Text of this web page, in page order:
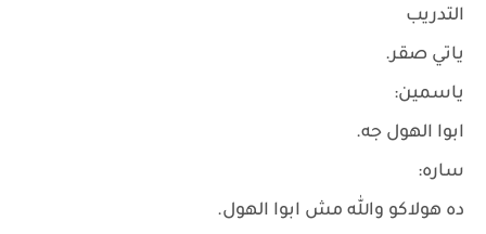
التدريب
ياتي صقر.
ياسمين:
ابوا الهول جه.
ساره:
ده هولاكو والله مش ابوا الهول.